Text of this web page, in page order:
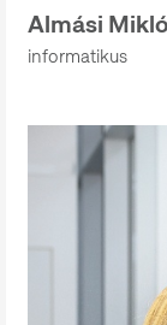
Almási
informatikus